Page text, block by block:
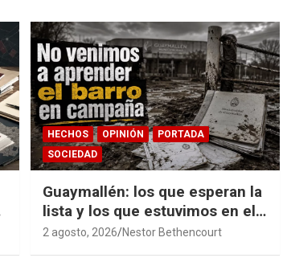
HECHOS OPINIÓN
PORTADA
SOCIEDAD
Guaymallén: los que esperan la
lista y los que estuvimos en el
barro
2 agosto, 2026 Nestor Bethencourt